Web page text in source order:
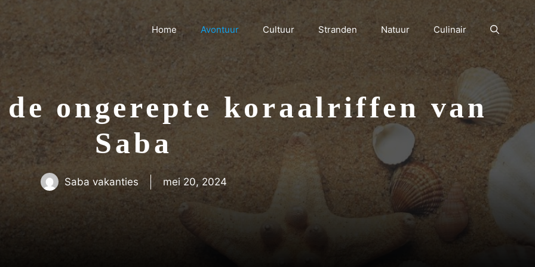
Home Avontuur Cultuur Stranden Natuur Culinair
ongerepte koraalriffen van
Saba
Saba vakanties mei 20, 2024